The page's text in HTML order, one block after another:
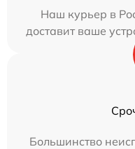
Наш курьер в
доставит ваше
Большинство